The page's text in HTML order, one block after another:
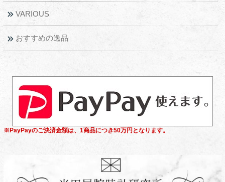
VARIOUS
おすすめの逸品
※PayPayのご決済金額は、1商品につき50万円となります。